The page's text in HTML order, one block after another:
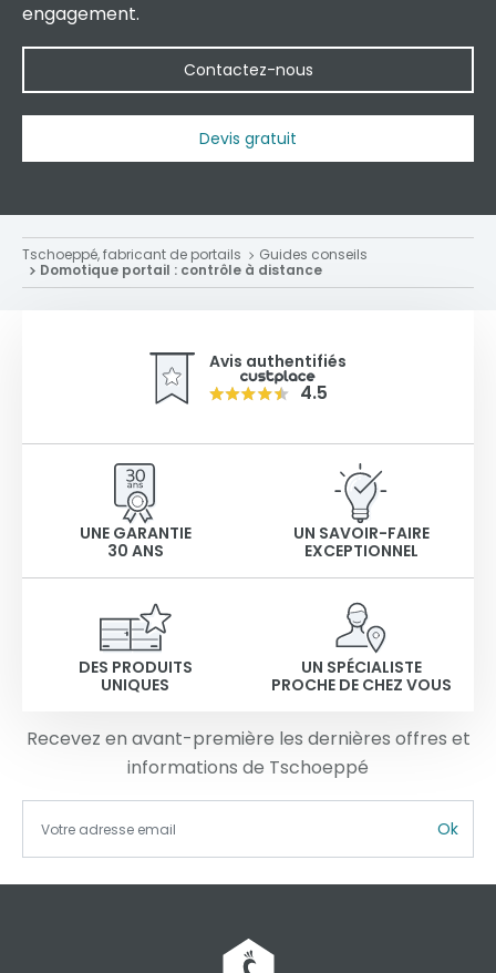
engagement.
Contactez-nous
Devis gratuit
Tschoeppé, fabricant de portails
Guides conseils
Domotique portail : contrôle à distance
Avis authentifiés
4.5
UNE GARANTIE
30 ANS
UN SAVOIR-FAIRE
EXCEPTIONNEL
DES PRODUITS
UNIQUES
UN SPÉCIALISTE
PROCHE DE CHEZ VOUS
Recevez en avant-première les dernières offres et
informations de Tschoeppé
Ok